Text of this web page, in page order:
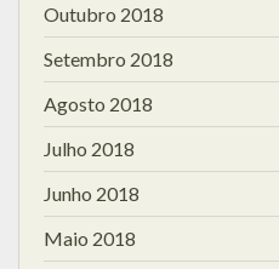
Outubro 2018
Setembro 2018
Agosto 2018
Julho 2018
Junho 2018
Maio 2018